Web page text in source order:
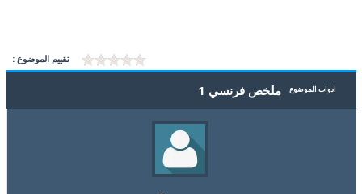
تقييم الموضوع :
ادوات الموضوع ملخص فرنسي 1